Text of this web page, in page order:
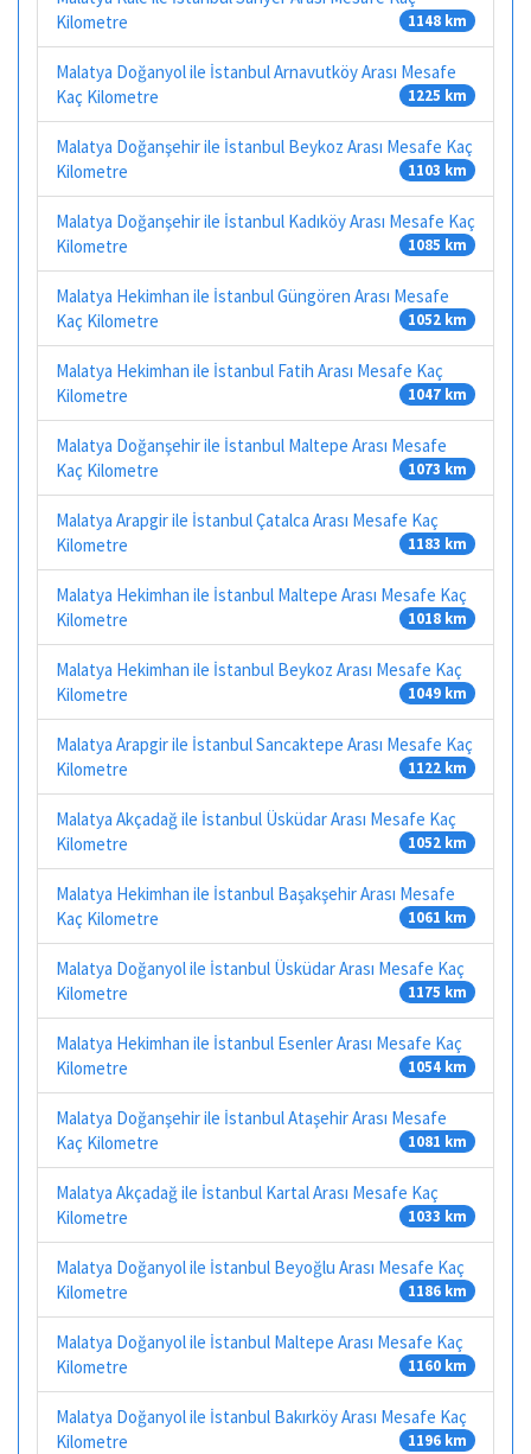
Kilometre
1148 km
Malatya Doğanyol ile İstanbul Arnavutköy Arası Mesafe
Kaç Kilometre
1225 km
Malatya Doğanşehir ile İstanbul Beykoz Arası Mesafe Kaç
Kilometre
1103 km
Malatya Doğanşehir ile İstanbul Kadıköy Arası Mesafe Kaç
Kilometre
1085 km
Malatya Hekimhan ile İstanbul Güngören Arası Mesafe
Kaç Kilometre
1052 km
Malatya Hekimhan ile İstanbul Fatih Arası Mesafe Kaç
Kilometre
1047 km
Malatya Doğanşehir ile İstanbul Maltepe Arası Mesafe
Kaç Kilometre
1073 km
Malatya Arapgir ile İstanbul Çatalca Arası Mesafe Kaç
Kilometre
1183 km
Malatya Hekimhan ile İstanbul Maltepe Arası Mesafe Kaç
Kilometre
1018 km
Malatya Hekimhan ile İstanbul Beykoz Arası Mesafe Kaç
Kilometre
1049 km
Malatya Arapgir ile İstanbul Sancaktepe Arası Mesafe Kaç
Kilometre
1122 km
Malatya Akçadağ ile İstanbul Üsküdar Arası Mesafe Kaç
Kilometre
1052 km
Malatya Hekimhan ile İstanbul Başakşehir Arası Mesafe
Kaç Kilometre
1061 km
Malatya Doğanyol ile İstanbul Üsküdar Arası Mesafe Kaç
Kilometre
1175 km
Malatya Hekimhan ile İstanbul Esenler Arası Mesafe Kaç
Kilometre
1054 km
Malatya Doğanşehir ile İstanbul Ataşehir Arası Mesafe
Kaç Kilometre
1081 km
Malatya Akçadağ ile İstanbul Kartal Arası Mesafe Kaç
Kilometre
1033 km
Malatya Doğanyol ile İstanbul Beyoğlu Arası Mesafe Kaç
Kilometre
1186 km
Malatya Doğanyol ile İstanbul Maltepe Arası Mesafe Kaç
Kilometre
1160 km
Malatya Doğanyol ile İstanbul Bakırköy Arası Mesafe Kaç
Kilometre
1196 km